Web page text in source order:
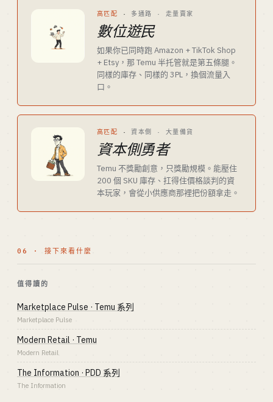
高匹配 · 多通路 · 走量賣家
數位遊民
如果你已同時跑 Amazon + TikTok Shop
+ Etsy，那 Temu 半托管就是第五條腿。
同樣的庫存、同樣的 3PL，換個流量入
口。
高匹配 ·資本側 · 大量備貨
資本側勇者
Temu 不獎勵創意，只獎勵規模。能壓住
200 個 SKU 庫存、扛得住價格談判的資
本玩家，會從小供應商那裡把份額拿走。
06 · 接下來看什麼
值得讀的
Marketplace Pulse · Temu 系列
Marketplace Pulse
Modern Retail · Temu
Modern Retail
The Information · PDD 系列
The Information